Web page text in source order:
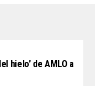
hielo’ de AMLO a